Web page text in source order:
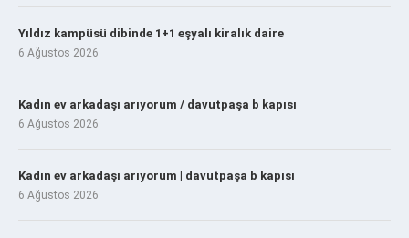
Yıldız kampüsü dibinde 1+1 eşyalı kiralık daire
6 Ağustos 2026
Kadın ev arkadaşı arıyorum / davutpaşa b kapısı
6 Ağustos 2026
Kadın ev arkadaşı arıyorum | davutpaşa b kapısı
6 Ağustos 2026